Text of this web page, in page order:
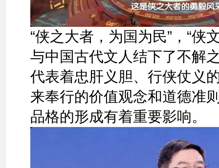
“侠之大者，为国为民”，“侠
与中国古代文人结下了不解
代表着忠肝义胆、行侠仗义
来奉行的价值观念和道德准
品格的形成有着重要影响。